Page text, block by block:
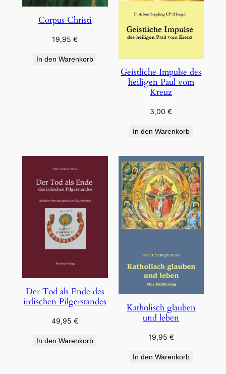
Corpus Christi
19,95€
In den Warenkorb
Geistliche Impulse des
heiligen Paul vom
Kreuz
3,00€
In den Warenkorb
Der Tod als Ende des
irdischen Pilgerstandes
49,95€
In den Warenkorb
Katholisch glauben
und leben
19,95 €
In den Warenkorb